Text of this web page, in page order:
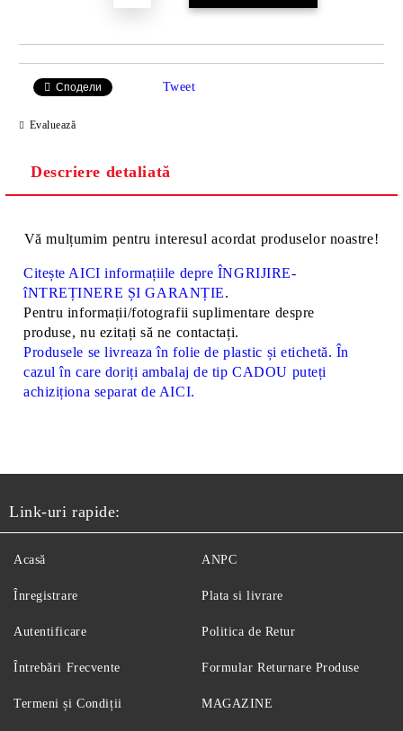
Сподели Tweet
Evaluează
Descriere detaliată
Vă mulțumim pentru interesul acordat produselor noastre!
Citește AICI informațiile depre ÎNGRIJIRE-
îNTREȚINERE ȘI GARANȚIE.
Pentru informații/fotografii suplimentare despre
produse, nu ezitați să ne contactați.
Produsele se livreaza în folie de plastic și etichetă. În
cazul în care doriți ambalaj de tip CADOU puteți
achiziționa separat de AICI.
Link-uri rapide:
Acasă
Înregistrare
Autentificare
Întrebări Frecvente
ANPC
Plata si livrare
Politica de Retur
Formular Returnare Produse
Termeni și Condiții MAGAZINE